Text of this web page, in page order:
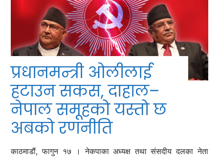
प्रधानमन्त्री ओलीलाई
हटाउन सकस, दाहाल–
नेपाल समूहको यस्तो छ
अबको रणनीति
काठमाडौं, फागुन १७ । नेकपाका अध्यक्ष तथा संसदीय दलका नेता